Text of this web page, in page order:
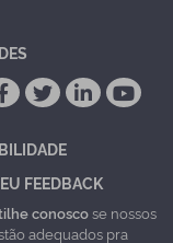
FEEDBACK
conoscose nossos
adequados pra